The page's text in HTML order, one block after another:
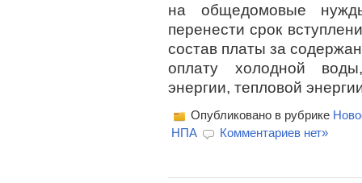
на общедомовые
перенести срок
состав платы за
оплату холодной
энергии, тепловой
Опубликовано в рубрике
НПА
Комментариев нет»